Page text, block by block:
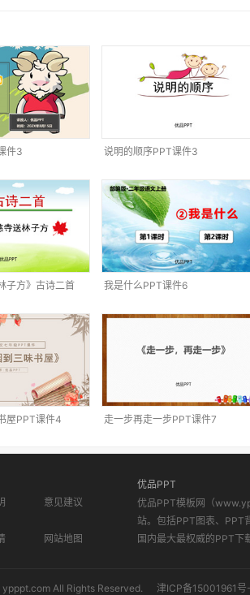
件3 说明的顺序PPT课件3
子方》古诗二首
我是什么PPT课件6
屋PPT课件4 走一步再走一步PPT课件7
意见建议
网站地图
优品PPT
优品PPT模板网（
站。包括PPT图表、PPT
国内最大最权威的PPT下
All Rights Reserved. 津ICP备15001961号